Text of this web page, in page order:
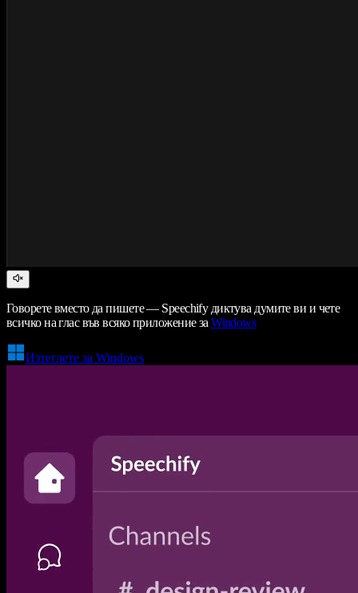
Говорете вместо да пишете — Speechify диктува думите ви и чете
всичко на глас във всяко приложение заWindows
Изтеглете за Windows